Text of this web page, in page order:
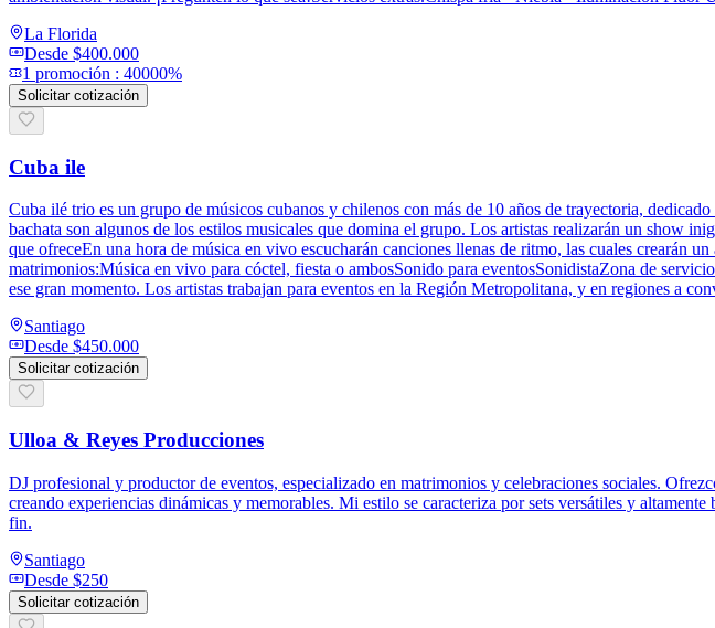
La Florida
Desde $400.000
1 promoción : 40000%
Solicitar cotización
Cuba ile
Cuba ilé trio es un grupo de músicos cubanos y chilenos con más de 10 años de trayectoria,
bachata son algunos de los estilos musicales que domina el grupo. Los artistas realizarán un show
que ofreceEn una hora de música en vivo escucharán canciones llenas de ritmo, las cuales crearán
matrimonios:Música en vivo para cóctel, fiesta o ambosSonido para eventosSonidistaZona de
ese gran momento. Los artistas trabajan para eventos en la Región Metropolitana, y en regiones a
Santiago
Desde $450.000
Solicitar cotización
Ulloa & Reyes Producciones
DJ profesional y productor de eventos, especializado en matrimonios y celebraciones sociales.
creando experiencias dinámicas y memorables. Mi estilo se caracteriza por sets versátiles y
fin.
Santiago
Desde $250
Solicitar cotización